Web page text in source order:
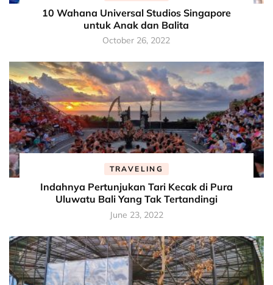
10 Wahana Universal Studios Singapore
untuk Anak dan Balita
October 26, 2022
TRAVELING
Indahnya Pertunjukan Tari Kecak di Pura
Uluwatu Bali Yang Tak Tertandingi
June 23, 2022